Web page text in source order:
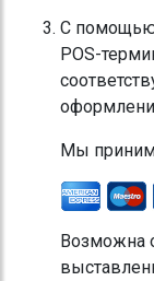
С помощью
POS-
Мы
Возможна